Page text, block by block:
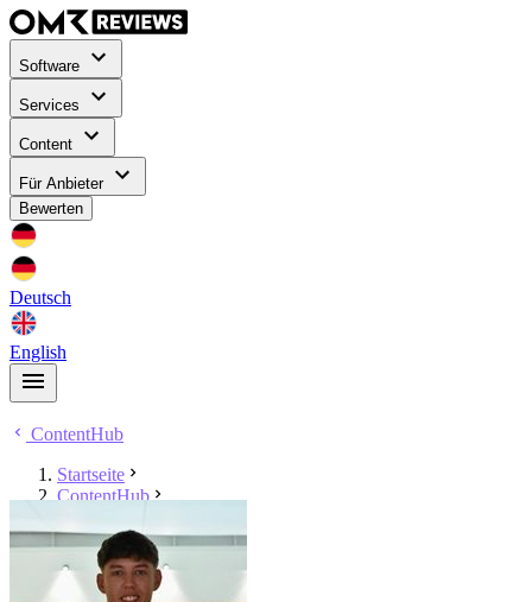
Software
Services
Content
Für Anbieter
Bewerten
Deutsch
English
ContentHub
Startseite
ContentHub